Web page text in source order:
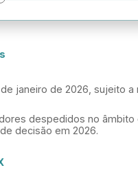
janeiro de 2026, sujeito
despedidos no
decisão em 2026.